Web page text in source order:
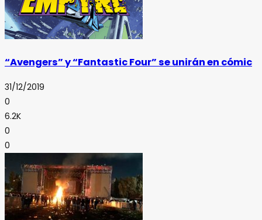
“Avengers” y “Fantastic Four” se unirán en cómic
31/12/2019
0
6.2K
0
0